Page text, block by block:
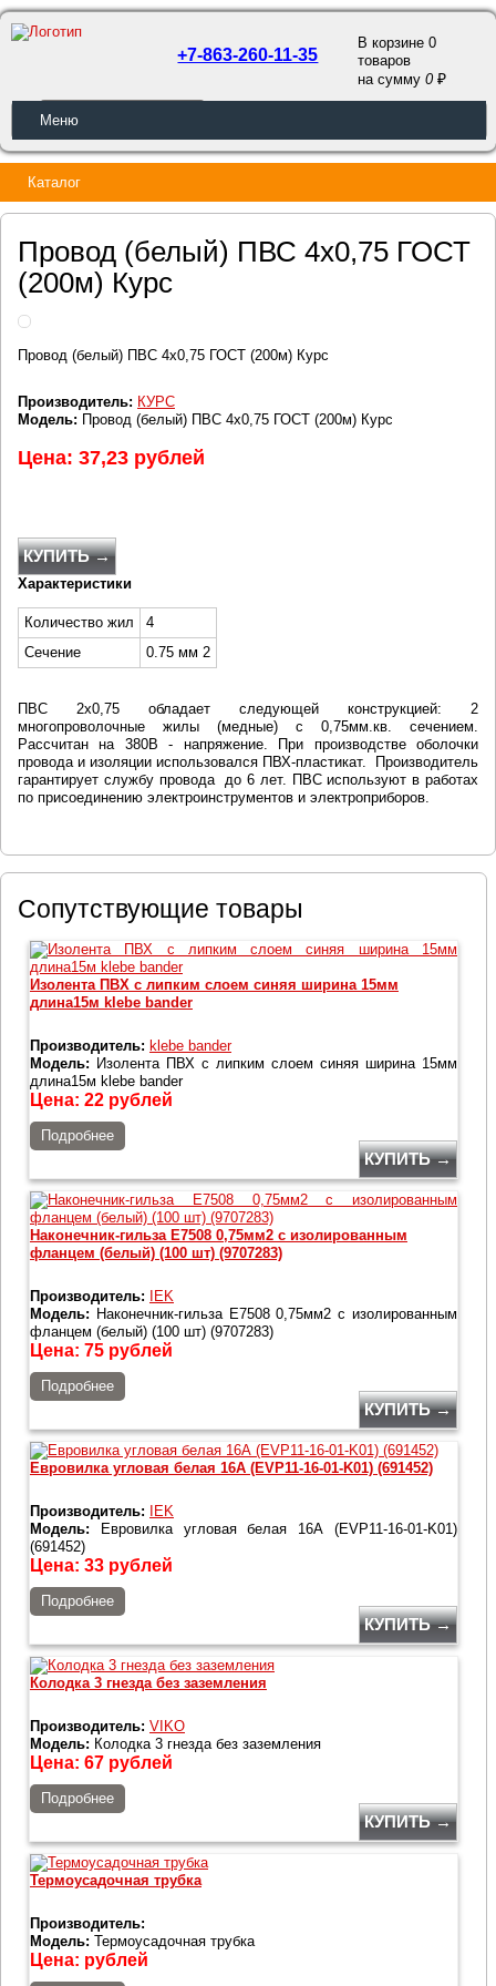
ОБРАТНЫЙ ЗВОНОК
+7-863-260-11-35
В корзине 0
товаров
на сумму0
Меню
Каталог
Провод (белый) ПВС 4х0,75 ГОСТ
(200м) Курс
Провод (белый) ПВС 4х0,75 ГОСТ (200м) Курс
Производитель: КУРС
Модель: Провод (белый) ПВС 4х0,75 ГОСТ (200м) Курс
Цена: 37,23 рублей
КУПИТЬ →
Характеристики
Количество жил
4
Сечение
0.75 мм 2
ПВС 2х0,75 обладает следующей конструкцией: 2
многопроволочные жилы (медные) с 0,75мм.кв. сечением.
Рассчитан на 380В - напряжение. При производстве оболочки
провода и изоляции использовался ПВХ-пластикат. Производитель
гарантирует службу провода до 6 лет. ПВС используют в работах
по присоединению электроинструментов и электроприборов.
Сопутствующие товары
Изолента ПВХ с липким слоем синяя ширина 15мм
длина15м klebe bander
Производитель: klebe bander
Модель: Изолента ПВХ с липким слоем синяя ширина 15мм
длина15м klebe bander
Цена: 22 рублей
Подробнее
КУПИТЬ →
Наконечник-гильза Е7508 0,75мм2 с изолированным
фланцем (белый) (100 шт) (9707283)
Производитель:
IEK
Модель: Наконечник-гильза Е7508 0,75мм2 с изолированным
фланцем (белый) (100 шт) (9707283)
Цена: 75 рублей
Подробнее
КУПИТЬ →
Евровилка угловая белая 16А (EVP11-16-01-K01) (691452)
Производитель:
IEK
Модель: Евровилка угловая белая 16А (EVP11-16-01-K01)
(691452)
Цена: 33 рублей
Подробнее
КУПИТЬ →
Колодка 3 гнезда без заземления
Производитель: VIKO
Модель: Колодка 3 гнезда без заземления
Цена: 67 рублей
Подробнее
КУПИТЬ →
Термоусадочная трубка
Производитель:
Модель: Термоусадочная трубка
Цена: рублей